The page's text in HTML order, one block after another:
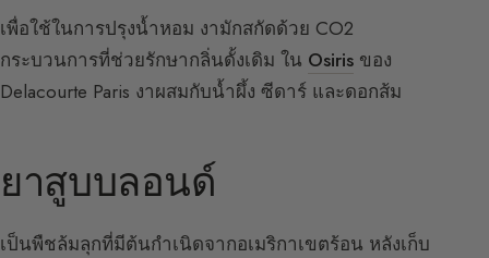
เพื่อใช้ในการปรุงน้ำหอม งามักสกัดด้วย CO2
กระบวนการที่ช่วยรักษากลิ่นดั้งเดิม ใน Osiris ของ
Delacourte Paris งาผสมกับน้ำผึ้ง ซีดาร์ และดอกส้ม
ยาสูบบลอนด์
เป็นพืชล้มลุกที่มีต้นกำเนิดจากอเมริกาเขตร้อน หลังเก็บ